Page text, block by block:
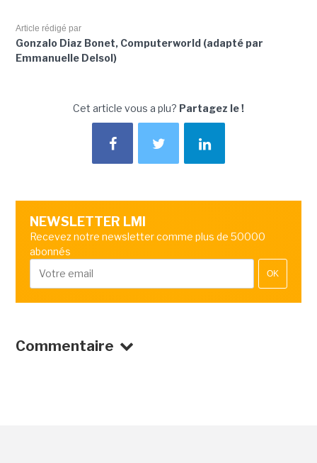
Article rédigé par
Gonzalo Diaz Bonet, Computerworld (adapté par
Emmanuelle Delsol)
Cet article vous a plu? Partagez le !
NEWSLETTER LMI
Recevez notre newsletter comme plus de 50000
abonnés
OK
Commentaire